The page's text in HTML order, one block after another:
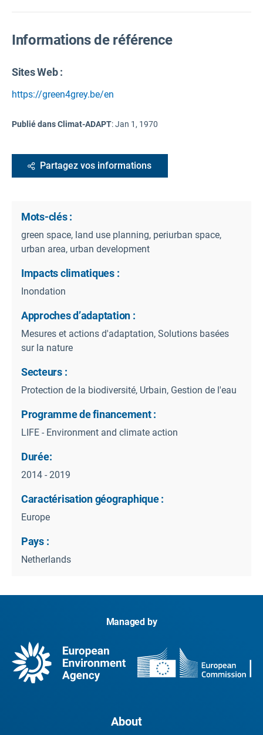
Informations de référence
Sites Web :
https://green4grey.be/en
Publié dans Climat-ADAPT:Jan 1, 1970
Partagez vos informations
Mots-clés :
green space, land use planning, periurban space,
urban area, urban development
Impacts climatiques :
Inondation
Approches d’adaptation :
Mesures et actions d'adaptation, Solutions basées
sur la nature
Secteurs :
Protection de la biodiversité, Urbain, Gestion de l'eau
Programme de financement :
LIFE - Environment and climate action
Durée:
2014 - 2019
Caractérisation géographique :
Europe
Pays :
Netherlands
Managed by
About